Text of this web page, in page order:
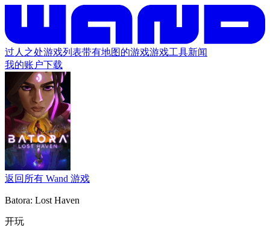
过人之处游戏列表带有地图的游戏游戏工具新闻
我的账户下载
返回所有 Wand 游戏
Batora: Lost Haven
开玩